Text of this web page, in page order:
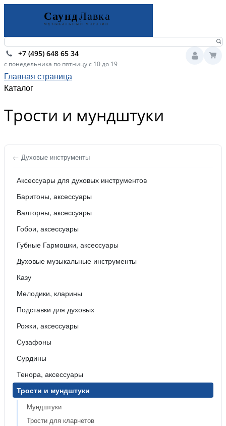
+7 (495) 648 65 34
с понедельника по пятницу с 10 до 19
Главная страница
Каталог
Трости и мундштуки
← Духовые инструменты
Аксессуары для духовых инструментов
Баритоны, аксессуары
Валторны, аксессуары
Гобои, аксессуары
Губные Гармошки, аксессуары
Духовые музыкальные инструменты
Казу
Мелодики, кларины
Подставки для духовых
Рожки, аксессуары
Сузафоны
Сурдины
Тенора, аксессуары
Трости и мундштуки
Мундштуки
Трости для кларнетов